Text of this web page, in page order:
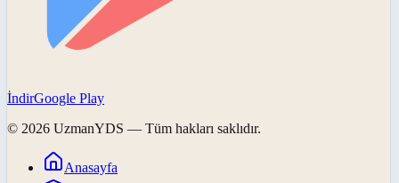
İndirGoogle Play
© 2026 UzmanYDS — Tüm hakları saklıdır.
Anasayfa